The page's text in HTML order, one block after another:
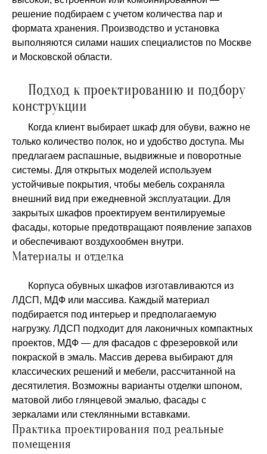
решение подбираем с учетом количества пар и
формата хранения. Производство и установка
выполняются силами наших специалистов по Москве
и Московской области.
Подход к проектированию и подбору
конструкции
Когда клиент выбирает шкаф для обуви, важно не
только количество полок, но и удобство доступа. Мы
предлагаем распашные, выдвижные и поворотные
системы. Для открытых моделей используем
устойчивые покрытия, чтобы мебель сохраняла
внешний вид при ежедневной эксплуатации. Для
закрытых шкафов проектируем вентилируемые
фасады, которые предотвращают появление запахов
и обеспечивают воздухообмен внутри.
Материалы и отделка
Корпуса обувных шкафов изготавливаются из
ЛДСП, МДФ или массива. Каждый материал
подбирается под интерьер и предполагаемую
нагрузку. ЛДСП подходит для лаконичных компактных
проектов, МДФ — для фасадов с фрезеровкой или
покраской в эмаль. Массив дерева выбирают для
классических решений и мебели, рассчитанной на
десятилетия. Возможны варианты отделки шпоном,
матовой либо глянцевой эмалью, фасады с
зеркалами или стеклянными вставками.
Практика проектирования под реальные
помещения